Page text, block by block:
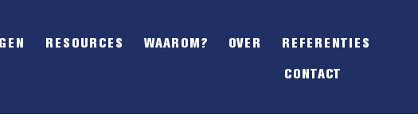
OFFSCREEN
RESOURCES WAAROM? OVER REFERENTIES
CONTACT